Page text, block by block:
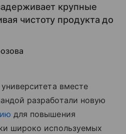
крупные
чистоту продукта до
вместе
разработали новую
для повышения
широко используемых